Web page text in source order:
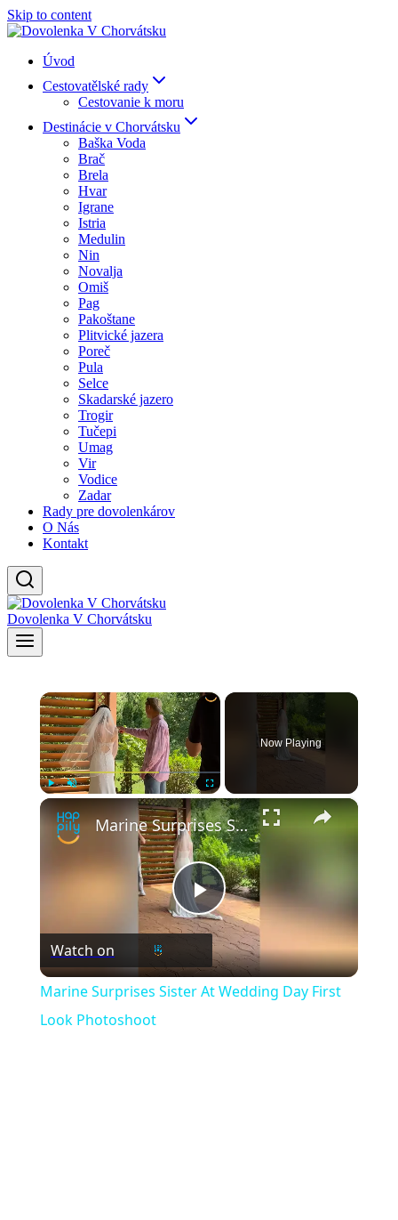
Skip to content
Úvod
Cestovatělské rady
Cestovanie k moru
Destinácie v Chorvátsku
Baška Voda
Brač
Brela
Hvar
Igrane
Istria
Medulin
Nin
Novalja
Omiš
Pag
Pakoštane
Plitvické jazera
Poreč
Pula
Selce
Skadarské jazero
Trogir
Tučepi
Umag
Vir
Vodice
Zadar
Rady pre dovolenkárov
O Nás
Kontakt
Dovolenka V Chorvátsku
×
Fullscreen
Now Playing
×
Play
Video
Marine Surprises Sister At Wedding Day First Look Photoshoot
Watch on
Marine Surprises Sister At Wedding Day First
Look Photoshoot